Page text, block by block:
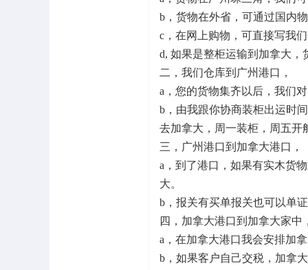
b，货物在外省，可通过国内
c，在网上购物，可直接写我
d, 如果是整柜运输到加拿大
二，我们仓库到广州港口，
a，您的货物集齐以后，我们
b，由我跟你协商装柜出运时
去加拿大，周一装柜，周五开
三，广州港口到加拿大港口，
a，到了港口，如果有实木货
大。
b，报关有买单报关也可以单
四，加拿大港口到加拿大家中
a，在加拿大港口我会安排加
b，如果客户自己交税，加拿